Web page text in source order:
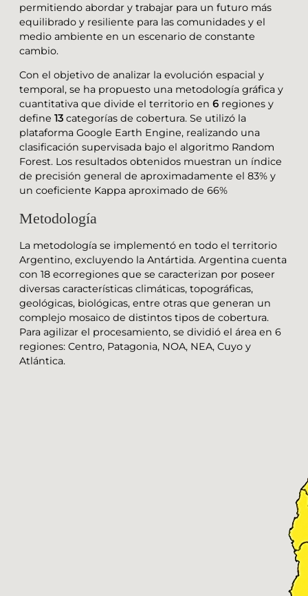
permitiendo abordar y trabajar para un futuro más
equilibrado y resiliente para las comunidades y el
medio ambiente en un escenario de constante
cambio.
Con el objetivo de analizar la evolución espacial y
temporal, se ha propuesto una metodología gráfica y
cuantitativa que divide el territorio en 6 regiones y
define 13 categorías de cobertura. Se utilizó la
plataforma Google Earth Engine, realizando una
clasificación supervisada bajo el algoritmo Random
Forest. Los resultados obtenidos muestran un índice
de precisión general de aproximadamente el 83% y
un coeficiente Kappa aproximado de 66%
Metodología
La metodología se implementó en todo el territorio
Argentino, excluyendo la Antártida. Argentina cuenta
con 18 ecorregiones que se caracterizan por poseer
diversas características climáticas, topográficas,
geológicas, biológicas, entre otras que generan un
complejo mosaico de distintos tipos de cobertura.
Para agilizar el procesamiento, se dividió el área en 6
regiones: Centro, Patagonia, NOA, NEA, Cuyo y
Atlántica.